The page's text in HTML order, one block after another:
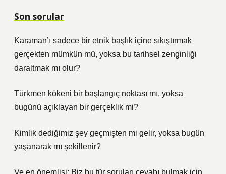
Son sorular
Karaman’ı sadece bir etnik başlık içine sıkıştırmak
gerçekten mümkün mü, yoksa bu tarihsel zenginliği
daraltmak mı olur?
Türkmen kökeni bir başlangıç noktası mı, yoksa
bugünü açıklayan bir gerçeklik mi?
Kimlik dediğimiz şey geçmişten mi gelir, yoksa bugün
yaşanarak mı şekillenir?
Ve en önemlisi: Biz bu tür soruları cevabı bulmak için